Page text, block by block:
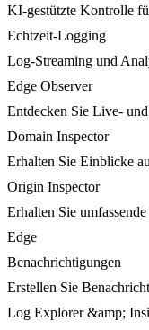
KI-gestützte Kontrolle
Echtzeit-Logging
Log-Streaming und
Edge Observer
Entdecken Sie Live-
Domain Inspector
Erhalten Sie Einblicke
Origin Inspector
Erhalten Sie
Edge
Benachrichtigungen
Erstellen Sie
Log Explorer &amp;